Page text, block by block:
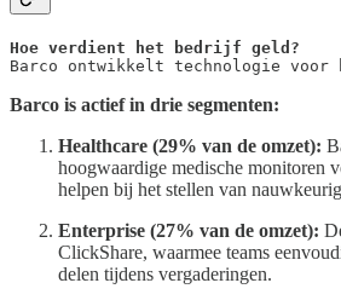
Barco ontwikkelt technologie voor
Barco is actief in drie segmenten:
Healthcare (29% van de omzet):
hoogwaardige medische monitoren
helpen bij het stellen van
Enterprise (27% van de omzet):
ClickShare, waarmee teams
delen tijdens vergaderingen.